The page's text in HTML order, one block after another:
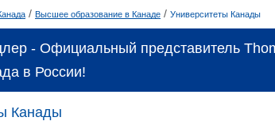
/ Высшее образование в Канаде / Университеты Канады
- Официальный представитель
в России!
Канады